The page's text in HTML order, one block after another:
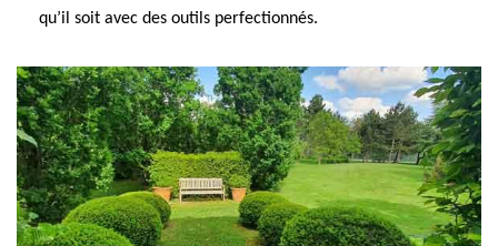
qu’il soit avec des outils perfectionnés.